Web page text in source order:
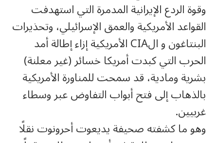
وقوة الردع الإيرانية المدمرة التي استهدفت
القواعد الأمريكية والعمق الإسرائيلي، وتحذيرات
البنتاغون و الCIA الأمريكية إزاء إطالة أمد
الحرب التي كبدت أمريكا خسائر (غير معلنة)
بشرية ومادية، قد سمحت للمناورة الأمريكية
بالذهاب إلى فتح أبواب التفاوض عبر وسطاء
غربيين.
وهو ما كشفته صحيفة يديعوت أحرونوت نقلًا